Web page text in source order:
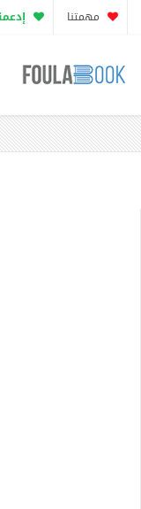
مهمتنا